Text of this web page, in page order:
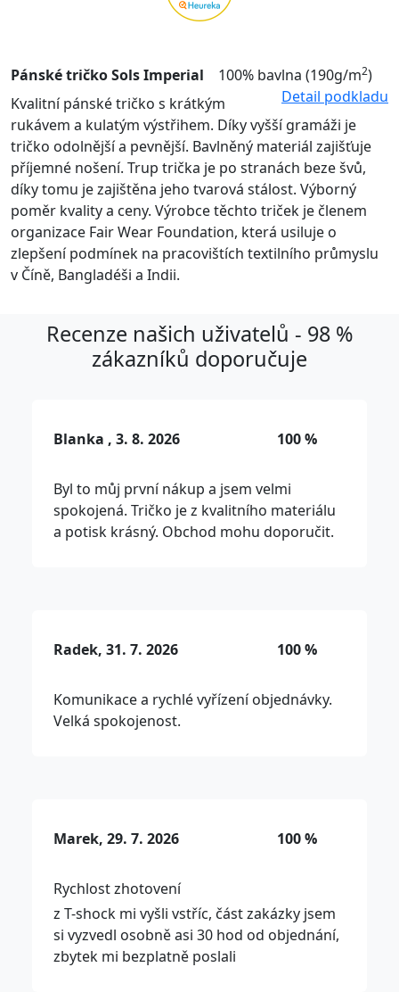
Pánské tričko Sols Imperial 100% bavlna (190g/m2)
Detail podkladu
Kvalitní pánské tričko s krátkým
rukávem a kulatým výstřihem. Díky vyšší gramáži je
tričko odolnější a pevnější. Bavlněný materiál zajišťuje
příjemné nošení. Trup trička je po stranách beze švů,
díky tomu je zajištěna jeho tvarová stálost. Výborný
poměr kvality a ceny. Výrobce těchto triček je členem
organizace Fair Wear Foundation, která usiluje o
zlepšení podmínek na pracovištích textilního průmyslu
v Číně, Bangladéši a Indii.
Recenze našich uživatelů - 98 %
zákazníků doporučuje
Blanka , 3. 8. 2026 100 %
Byl to můj první nákup a jsem velmi
spokojená. Tričko je z kvalitního materiálu
a potisk krásný. Obchod mohu doporučit.
Radek, 31. 7. 2026 100 %
Komunikace a rychlé vyřízení objednávky.
Velká spokojenost.
Marek, 29. 7. 2026 100 %
Rychlost zhotovení
z T-shock mi vyšli vstříc, část zakázky jsem
si vyzvedl osobně asi 30 hod od objednání,
zbytek mi bezplatně poslali